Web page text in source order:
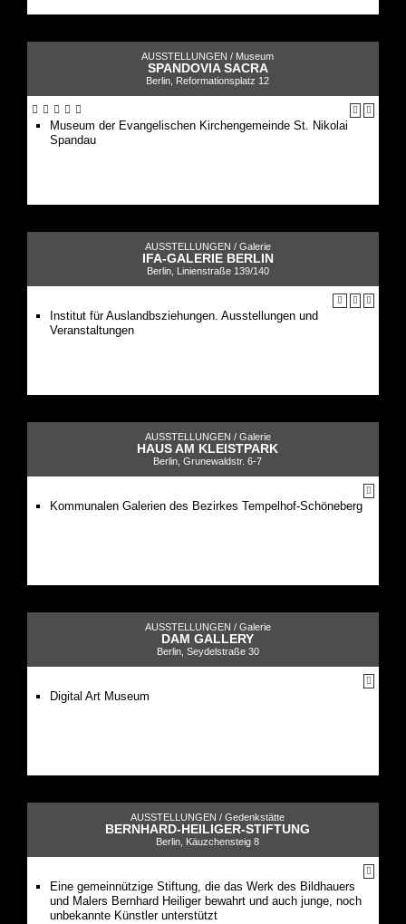
AUSSTELLUNGEN / Museum
SPANDOVIA SACRA
Berlin, Reformationsplatz 12
Museum der Evangelischen Kirchengemeinde St. Nikolai
Spandau
AUSSTELLUNGEN / Galerie
IFA-GALERIE BERLIN
Berlin, Linienstraße 139/140
Institut für Auslandbsziehungen. Ausstellungen und
Veranstaltungen
AUSSTELLUNGEN / Galerie
HAUS AM KLEISTPARK
Berlin, Grunewaldstr. 6-7
Kommunalen Galerien des Bezirkes Tempelhof-Schöneberg
AUSSTELLUNGEN / Galerie
DAM GALLERY
Berlin, Seydelstraße 30
Digital Art Museum
AUSSTELLUNGEN / Gedenkstätte
BERNHARD-HEILIGER-STIFTUNG
Berlin, Käuzchensteig 8
Eine gemeinnützige Stiftung, die das Werk des Bildhauers
und Malers Bernhard Heiliger bewahrt und auch junge, noch
unbekannte Künstler unterstützt